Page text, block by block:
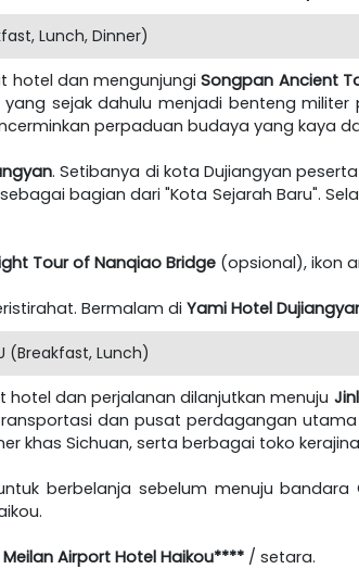
Lunch, Dinner)
hotel dan mengunjungiSongpan Ancient
sejak dahulu menjadi benteng
perpaduan budaya yang kaya
. Setibanya di kota Dujiangyan
bagian dari "Kota Sejarah Baru".
Tour of Nanqiao Bridge (opsional), ikon
Bermalam di Yami Hotel
(Breakfast, Lunch)
dan perjalanan dilanjutkan menuju
dan pusat perdagangan
khas Sichuan, serta berbagai toko
berbelanja sebelum menuju bandara
Meilan Airport Hotel Haikou**** / setara.